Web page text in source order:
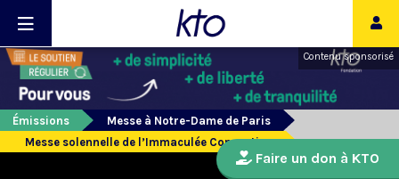
Contenu sponsorisé
Émissions
Messe à Notre-Dame de Paris
Messe solennelle de l’Immaculée Conception
Faire un don à KTO